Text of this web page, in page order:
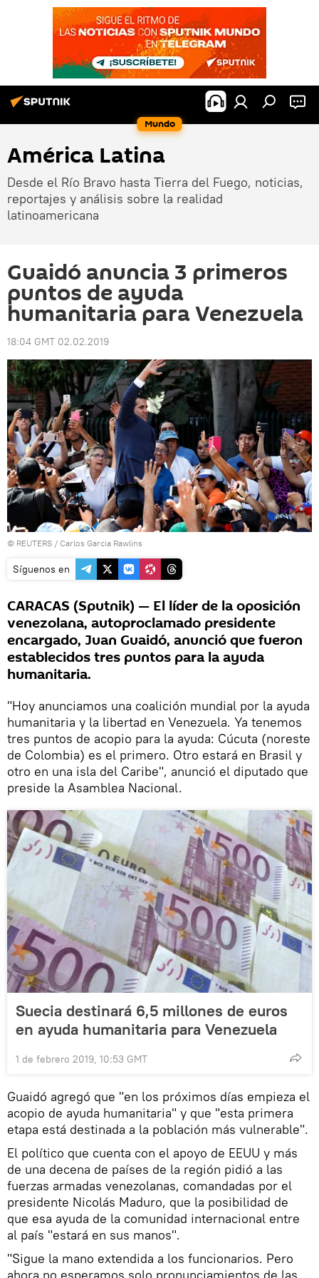
Mundo
América Latina
Desde el Río Bravo hasta Tierra del Fuego, noticias,
reportajes y análisis sobre la realidad
latinoamericana
Guaidó anuncia 3 primeros
puntos de ayuda
humanitaria para Venezuela
18:04 GMT 02.02.2019
© REUTERS / Carlos Garcia Rawlins
Síguenos en
CARACAS (Sputnik) — El líder de la oposición
venezolana, autoproclamado presidente
encargado, Juan Guaidó, anunció que fueron
establecidos tres puntos para la ayuda
humanitaria.
"Hoy anunciamos una coalición mundial por la ayuda
humanitaria y la libertad en Venezuela. Ya tenemos
tres puntos de acopio para la ayuda: Cúcuta (noreste
de Colombia) es el primero. Otro estará en Brasil y
otro en una isla del Caribe", anunció el diputado que
preside la Asamblea Nacional.
Suecia destinará 6,5 millones de euros
en ayuda humanitaria para Venezuela
1 de febrero 2019, 10:53 GMT
Guaidó agregó que "en los próximos días empieza el
acopio de ayuda humanitaria" y que "esta primera
etapa está destinada a la población más vulnerable".
El político que cuenta con el apoyo de EEUU y más
de una decena de países de la región pidió a las
fuerzas armadas venezolanas, comandadas por el
presidente Nicolás Maduro, que la posibilidad de
que esa ayuda de la comunidad internacional entre
al país "estará en sus manos".
"Sigue la mano extendida a los funcionarios. Pero
ahora no esperamos solo pronunciamientos de las